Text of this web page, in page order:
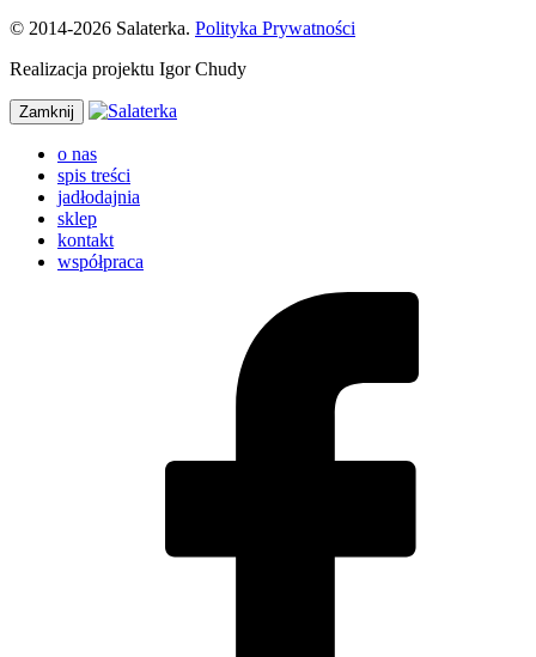
© 2014-2026 Salaterka. Polityka Prywatności
Realizacja projektu Igor Chudy
Zamknij
o nas
spis treści
jadłodajnia
sklep
kontakt
współpraca